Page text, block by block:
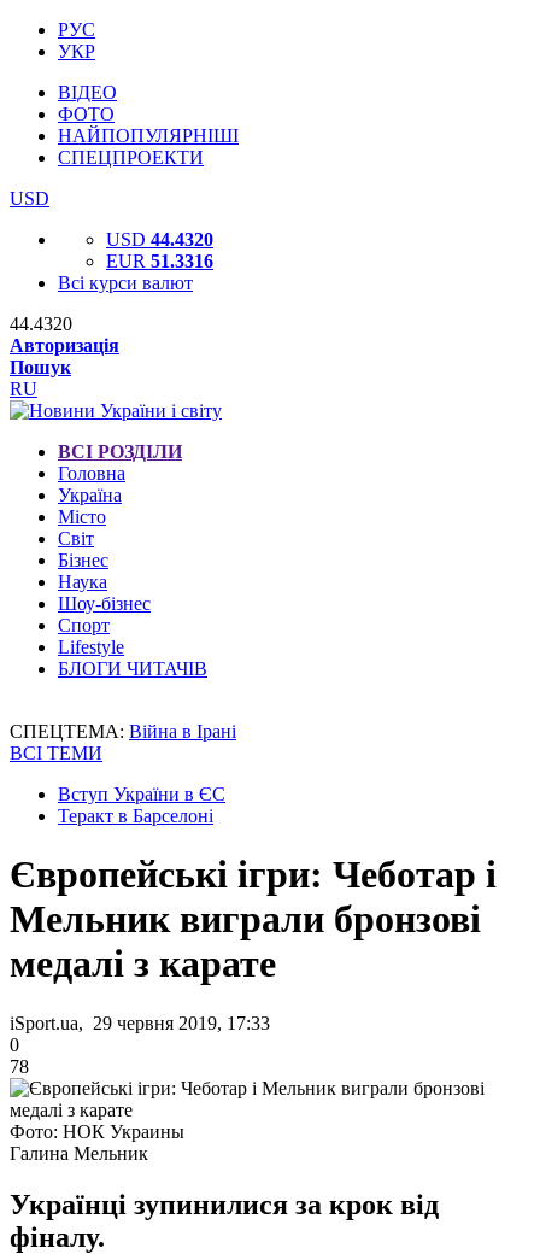
РУС
УКР
ВІДЕО
ФОТО
НАЙПОПУЛЯРНІШІ
СПЕЦПРОЕКТИ
USD
USD 44.4320
EUR 51.3316
Всі курси валют
44.4320
Авторизація
Пошук
RU
ВСІ РОЗДІЛИ
Головна
Україна
Місто
Світ
Бізнес
Наука
Шоу-бізнес
Спорт
Lifestyle
БЛОГИ ЧИТАЧІВ
СПЕЦТЕМА: Війна в Ірані
ВСІ ТЕМИ
Вступ України в ЄС
Теракт в Барселоні
Європейські ігри: Чеботар і
Мельник виграли бронзові
медалі з карате
iSport.ua, 29 червня 2019, 17:33
0
78
Фото: НОК Украины
Галина Мельник
Українці зупинилися за крок від
фіналу.